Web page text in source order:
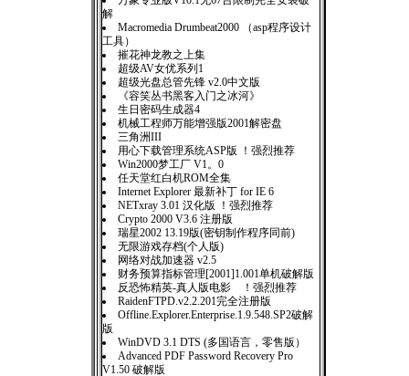
解
Macromedia Drumbeat2000 （asp程序设计
工具）
摧花神龙教之上集
超级AV女优系列1
超级光盘总管先锋 v2.0中文版
《容笑丛书黑客入门之冰河》
生日密码生成器4
机械工程师万能增强版2001解密盘
三角洲III
用心下载管理系统ASP版 ！强烈推荐
Win2000梦工厂 V1。0
任天堂红白机ROM全集
Internet Explorer 最新补丁 for IE 6
NETxray 3.01 汉化版 ！强烈推荐
Crypto 2000 V3.6 注册版
瑞星2002 13.19版(密钥制作程序同前)
无限游戏存档(个人版)
网络对战加速器 v2.5
财务预算指标管理[2001]1.001单机破解版
反恐怖精英-真人版电影 ！强烈推荐
RaidenFTPD.v2.2.201完全注册版
Offline.Explorer.Enterprise.1.9.548.SP2破解
版
WinDVD 3.1 DTS (多国语言，零售版）
Advanced PDF Password Recovery Pro
V1.50 破解版